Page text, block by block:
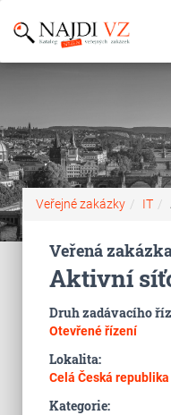
Veřejné zakázky IT
Veřená
Aktivní
Druh zadávacího
Otevřené řízení
Lokalita:
Celá Česká republika
Kategorie: